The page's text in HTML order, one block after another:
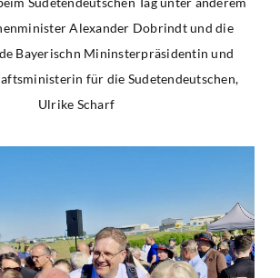
Alexander Dobrindt und die
Bayerischn Mininsterpräsidentin und
für die Sudetendeutschen,
Ulrike Scharf